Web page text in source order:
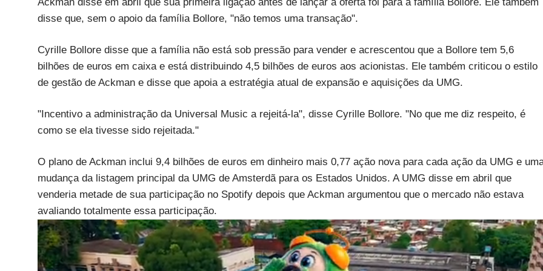
disse que, sem o apoio da família Bollore, "não temos uma transação".
Cyrille Bollore disse que a família não está sob pressão para vender e acrescentou que a Bollore tem 5,6
bilhões de euros em caixa e está distribuindo 4,5 bilhões de euros aos acionistas. Ele também criticou o estilo
de gestão de Ackman e disse que apoia a estratégia atual de expansão e aquisições da UMG.
"Incentivo a administração da Universal Music a rejeitá-la", disse Cyrille Bollore. "No que me diz respeito, é
como se ela tivesse sido rejeitada."
O plano de Ackman inclui 9,4 bilhões de euros em dinheiro mais 0,77 ação nova para cada ação da UMG e
mudança da listagem principal da UMG de Amsterdã para os Estados Unidos. A UMG disse em abril que
venderia metade de sua participação no Spotify depois que Ackman argumentou que o mercado não estava
avaliando totalmente essa participação.